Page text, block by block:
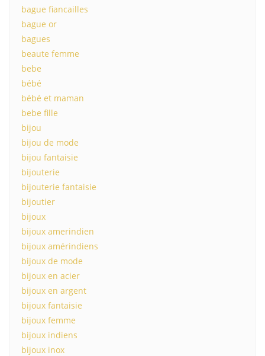
bague fiancailles
bague or
bagues
beaute femme
bebe
bébé
bébé et maman
bebe fille
bijou
bijou de mode
bijou fantaisie
bijouterie
bijouterie fantaisie
bijoutier
bijoux
bijoux amerindien
bijoux amérindiens
bijoux de mode
bijoux en acier
bijoux en argent
bijoux fantaisie
bijoux femme
bijoux indiens
bijoux inox